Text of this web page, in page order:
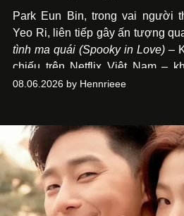
Park Eun Bin, trong vai người
Yeo Ri, liên tiếp gây ấn tượng
tình ma quái (Spooky in Love) –
chiếu trên Netflix Việt Nam –
đồng hồ & trang sức xa xỉ tương
08.06.2026 by Hennrieee